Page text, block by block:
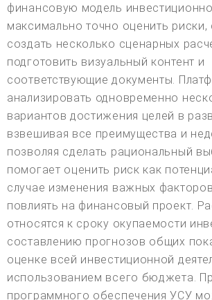
финансовую модель
максимально точно оценить
создать несколько сценарных
подготовить визуальный контент и
соответствующие документы.
анализировать одновременно
вариантов достижения целей в
взвешивая все преимущества и
позволяя сделать рациональный
помогает оценить риск как
случае изменения важных
повлиять на финансовый проект.
относятся к сроку окупаемости
составлению прогнозов общих
оценке всей инвестиционной
использованием всего бюджета.
программного обеспечения УСУ